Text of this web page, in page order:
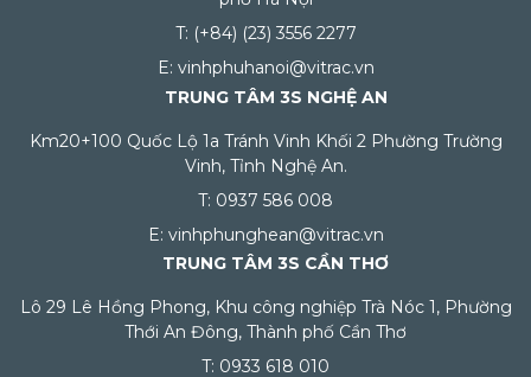
T: (+84) (23) 3556 2277
E: vinhphuhanoi@vitrac.vn
TRUNG TÂM 3S NGHỆ AN
Km20+100 Quốc Lộ 1a Tránh Vinh Khối 2 Phường Trường
Vinh, Tỉnh Nghệ An.
T: 0937 586 008
E: vinhphunghean@vitrac.vn
TRUNG TÂM 3S CẦN THƠ
Lô 29 Lê Hồng Phong, Khu công nghiệp Trà Nóc 1, Phường
Thới An Đông, Thành phố Cần Thơ
T: 0933 618 010